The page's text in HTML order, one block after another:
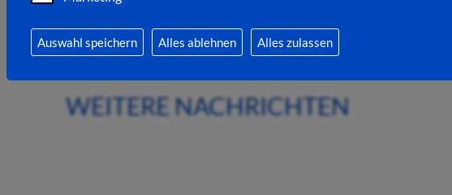
Auswahl speichern Alles ablehnen Alles zulassen
WEITERE NACHRICHTEN